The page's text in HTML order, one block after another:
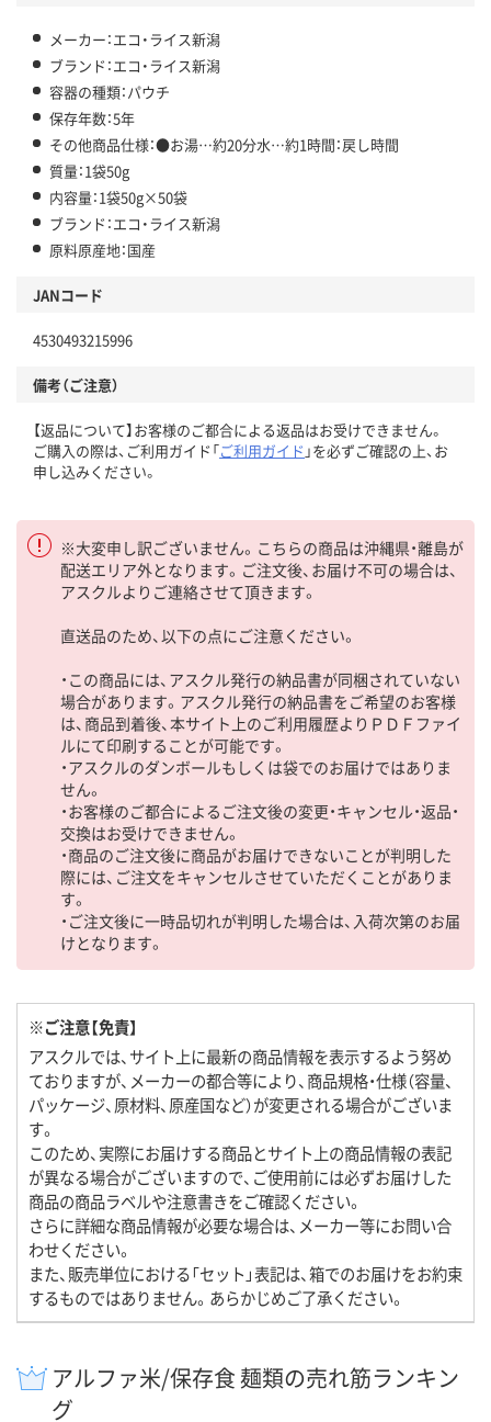
メーカー：エコ・ライス新潟
ブランド：エコ・ライス新潟
容器の種類：パウチ
保存年数：5年
その他商品仕様：●お湯…約20分水…約1時間：戻し時間
質量：1袋50g
内容量：1袋50g×50袋
ブランド：エコ・ライス新潟
原料原産地：国産
JANコード
4530493215996
備考（ご注意）
【返品について】お客様のご都合による返品はお受けできません。
ご購入の際は、ご利用ガイド「ご利用ガイド 」を必ずご確認の上、お
申し込みください。
※大変申し訳ございません。こちらの商品は沖縄県・離島が
配送エリア外となります。ご注文後、お届け不可の場合は、
アスクルよりご連絡させて頂きます。
直送品のため、以下の点にご注意ください。
・この商品には、アスクル発行の納品書が同梱されていない
場合があります。アスクル発行の納品書をご希望のお客様
は、商品到着後、本サイト上のご利用履歴よりＰＤＦファイ
ルにて印刷することが可能です。
・アスクルのダンボールもしくは袋でのお届けではありま
せん。
・お客様のご都合によるご注文後の変更・キャンセル・返品・
交換はお受けできません。
・商品のご注文後に商品がお届けできないことが判明した
際には、ご注文をキャンセルさせていただくことがありま
す。
・ご注文後に一時品切れが判明した場合は、入荷次第のお届
けとなります。
※ご注意【免責】
アスクルでは、サイト上に最新の商品情報を表示するよう努め
ておりますが、メーカーの都合等により、商品規格・仕様（容量、
パッケージ、原材料、原産国など）が変更される場合がございま
す。
このため、実際にお届けする商品とサイト上の商品情報の表記
が異なる場合がございますので、ご使用前には必ずお届けした
商品の商品ラベルや注意書きをご確認ください。
さらに詳細な商品情報が必要な場合は、メーカー等にお問い合
わせください。
また、販売単位における「セット」表記は、箱でのお届けをお約束
するものではありません。あらかじめご了承ください。
アルファ米/保存食 麺類の売れ筋ランキン
グ